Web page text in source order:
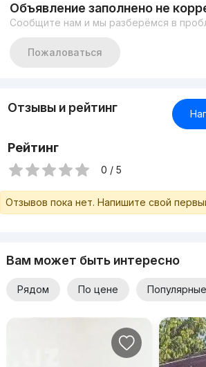
Объявление заполнено не
Сообщите нам и мы разберёмся в
Пожаловаться
Отзывы и рейтинг
Рейтинг
0 / 5
Отзывов пока нет. Напишите свой
Вам может быть интересно
Рядом По цене Популярные